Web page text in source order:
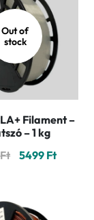
Out of
stock
Filament –
– 1 kg
Ft
Original
5999 Ft.
5499 Ft